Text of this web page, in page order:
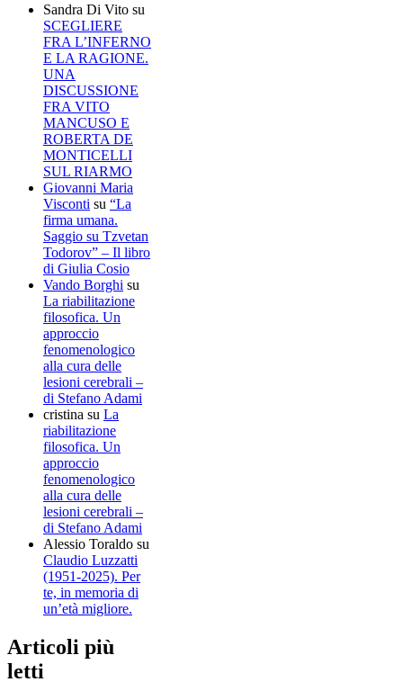
Sandra Di Vito su
SCEGLIERE
FRA L’INFERNO
E LA RAGIONE.
UNA
DISCUSSIONE
FRA VITO
MANCUSO E
ROBERTA DE
MONTICELLI
SUL RIARMO
Giovanni Maria
Visconti su “La
firma umana.
Saggio su Tzvetan
Todorov” – Il libro
di Giulia Cosio
Vando Borghi su
La riabilitazione
filosofica. Un
approccio
fenomenologico
alla cura delle
lesioni cerebrali –
di Stefano Adami
cristina su La
riabilitazione
filosofica. Un
approccio
fenomenologico
alla cura delle
lesioni cerebrali –
di Stefano Adami
Alessio Toraldo su
Claudio Luzzatti
(1951-2025). Per
te, in memoria di
un’età migliore.
Articoli più
letti